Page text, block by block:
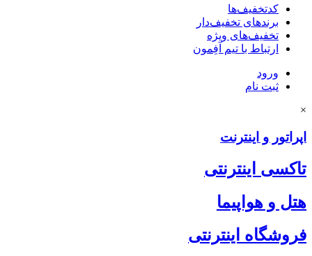
کدتخفیف‌ها
برندهای تخفیف‌دار
تخفیف‌های ویژه
ارتباط با تیم آفِمون
ورود
ثبت نام
×
اپراتور و اینترنت
تاکسی اینترنتی
هتل و هواپیما
فروشگاه اینترنتی